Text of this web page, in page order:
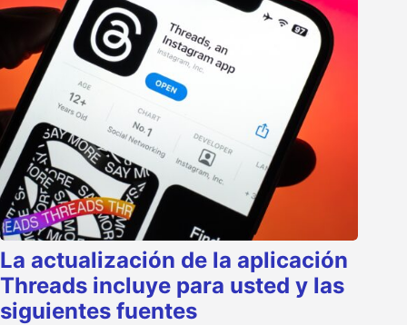
La actualización de la aplicación
Threads incluye para usted y las
siguientes fuentes